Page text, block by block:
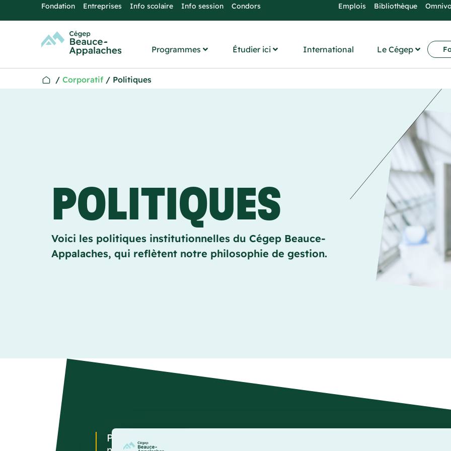
Fondation Entreprises Info scolaire Info session Condors Emplois Bibliothèque
Programmes Étudier ici International Le Cégep
/ Corporatif / Politiques
POLITIQUES
Voici les politiques institutionnelles du Cégep Beauce-
Appalaches, qui reflètent notre philosophie de gestion.
Par une politique, une administration indique à une communauté une